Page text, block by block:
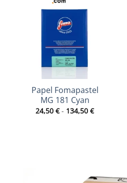
Papel Fomapastel
MG 181 Cyan
24,50 € - 134,50 €Rango
de